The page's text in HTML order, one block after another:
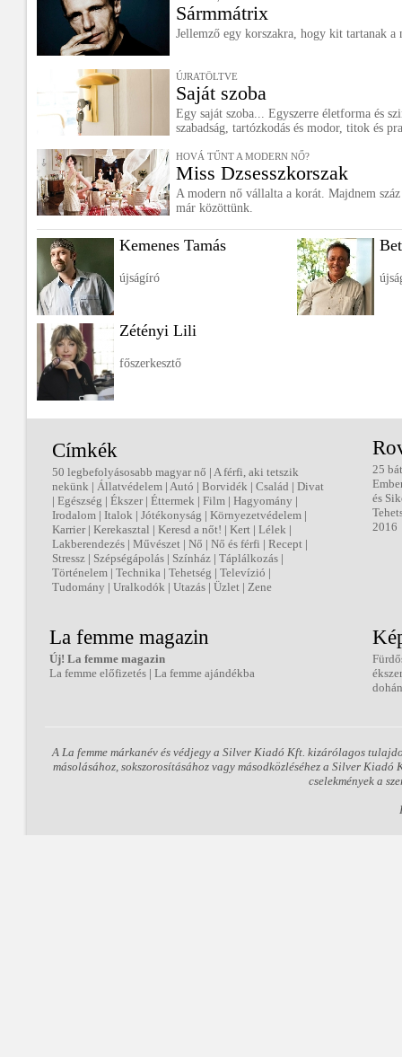
Sármmátrix
Jellemző egy korszakra, hogy kit tartanak
ÚJRATÖLTVE
Saját szoba
Egy saját szoba... Egyszerre életforma és
szabadság, tartózkodás és modor, titok és
HOVÁ TŰNT A MODERN NŐ?
Miss Dzsesszkorszak
A modern nő vállalta a korát. Majdnem száz
már közöttünk.
Kemenes Tamás
újságíró
Zétényi Lili
főszerkesztő
Címkék
50 legbefolyásosabb magyar nő | A férfi, aki tetszik
nekünk | Állatvédelem | Autó | Borvidék | Család | Divat
| Egészség | Ékszer| Éttermek | Film | Hagyomány |
Irodalom | Italok | Jótékonyság | Környezetvédelem |
Karrier| Kerekasztal | Keresd a nőt! | Kert | Lélek |
Lakberendezés | Művészet | Nő | Nő és férfi | Recept |
Stressz | Szépségápolás | Színház | Táplálkozás |
Történelem | Technika | Tehetség | Televízió |
Tudomány | Uralkodók | Utazás | Üzlet | Zene
25
és
2016
La femme magazin
Új! La femme magazin
La femme előfizetés | La femme ajándékba
A La femme márkanév és védjegy a Silver Kiadó Kft. kizárólagos
másolásához, sokszorosításához vagy másodközléséhez a Silver
cselekmények a